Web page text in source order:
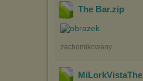
The Bar.zip
zachomikowany